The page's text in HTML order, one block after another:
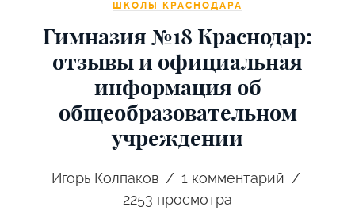
ШКОЛЫ КРАСНОДАРА
Гимназия №18 Краснодар:
отзывы и официальная
информация об
общеобразовательном
учреждении
Игорь Колпаков 1 комментарий
2253 просмотра